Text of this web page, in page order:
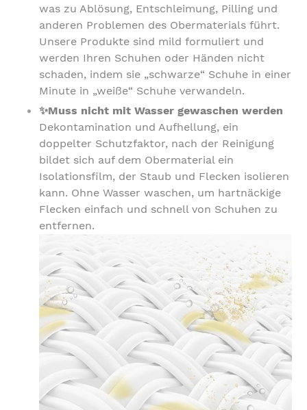
was zu Ablösung, Entschleimung, Pilling und
anderen Problemen des Obermaterials führt.
Unsere Produkte sind mild formuliert und
werden Ihren Schuhen oder Händen nicht
schaden, indem sie „schwarze“ Schuhe in einer
Minute in „weiße“ Schuhe verwandeln.
✨Muss nicht mit Wasser gewaschen werden
Dekontamination und Aufhellung, ein
doppelter Schutzfaktor, nach der Reinigung
bildet sich auf dem Obermaterial ein
Isolationsfilm, der Staub und Flecken isolieren
kann. Ohne Wasser waschen, um hartnäckige
Flecken einfach und schnell von Schuhen zu
entfernen.